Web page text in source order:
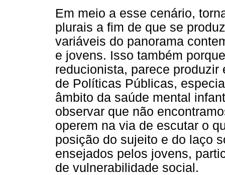
Em meio a esse cenário,
plurais a fim de que se
variáveis do panorama
e jovens. Isso também
reducionista, parece
de Políticas Públicas,
âmbito da saúde mental
observar que não
operem na via de escutar o
posição do sujeito e do laço
ensejados pelos jovens,
de vulnerabilidade social.